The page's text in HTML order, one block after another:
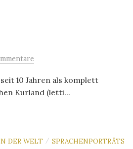
10 Jahren als komplett
Kurland (letti...
DER WELT / SPRACHENPORTRÄTS